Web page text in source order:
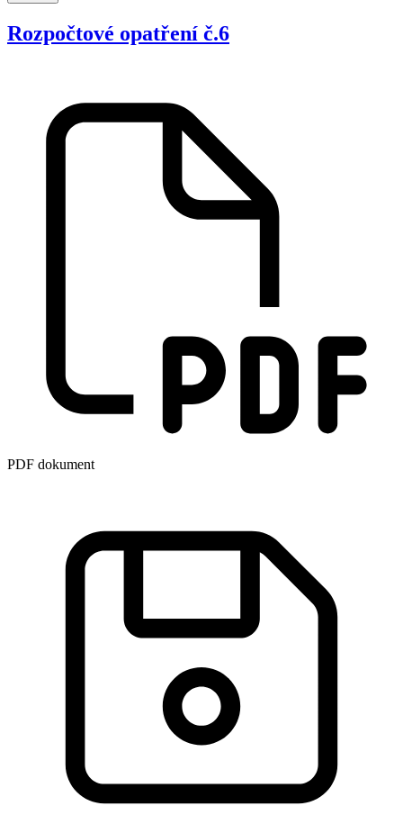
Rozpočtové opatření č.6
PDF dokument